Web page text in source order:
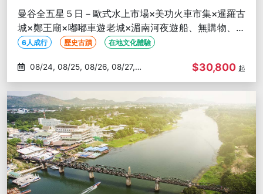
曼谷全五星５日－歐式水上市場×美功火車市集×暹羅古
城×鄭王廟×嘟嘟車遊老城×湄南河夜遊船、無購物、６
人成行
6人成行 歷史古蹟 在地文化體驗
08/28
$30,800 起